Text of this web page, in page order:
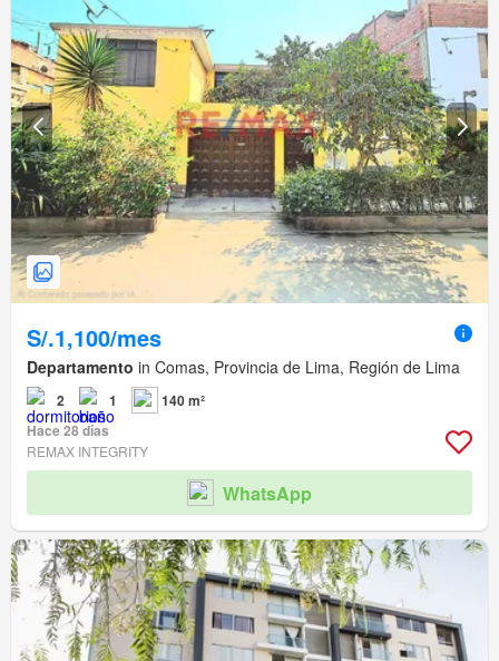
S/.1,100/mes
Departamento in Comas, Provincia de Lima, Región de Lima
2 1
140 m²
Hace 28 días
REMAX INTEGRITY
WhatsApp